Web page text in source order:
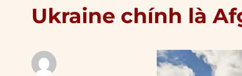
Ukraine chính là